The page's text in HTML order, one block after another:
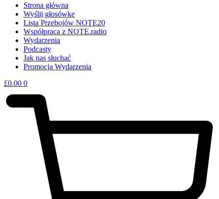
Strona główna
Wyślij głosówke
Lista Przebojów NOTE20
Współpraca z NOTE.radio
Wydarzenia
Podcasty
Jak nas słuchać
Promocja Wydarzenia
£0.00 0